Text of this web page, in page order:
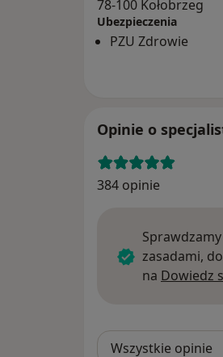
78-100 Kołobrzeg
Ubezpieczenia
PZU Zdrowie
Opinie o
384 opinie
zasadami,
na Dowiedz